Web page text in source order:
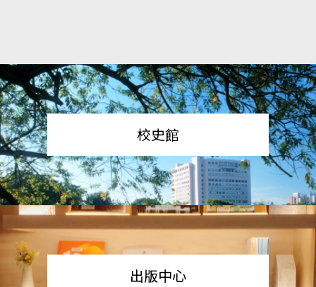
校史館
出版中心